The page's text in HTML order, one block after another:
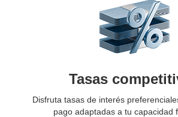
Tasas
Disfruta tasas de interés
pago adaptadas a tu capacidad